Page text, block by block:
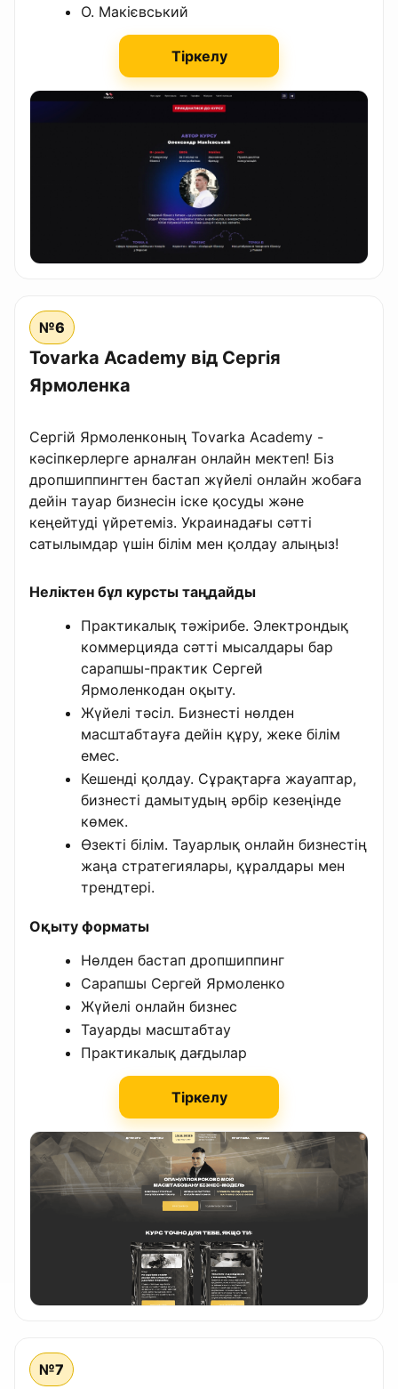
О. Макієвський
Тіркелу
№6
Tovarka Academy від Сергія
Ярмоленка
Сергій Ярмоленконың Tovarka Academy -
кәсіпкерлерге арналған онлайн мектеп! Біз
дропшиппингтен бастап жүйелі онлайн жобаға
дейін тауар бизнесін іске қосуды және
кеңейтуді үйретеміз. Украинадағы сәтті
сатылымдар үшін білім мен қолдау алыңыз!
Неліктен бұл курсты таңдайды
Практикалық тәжірибе. Электрондық
коммерцияда сәтті мысалдары бар
сарапшы-практик Сергей
Ярмоленкодан оқыту.
Жүйелі тәсіл. Бизнесті нөлден
масштабтауға дейін құру, жеке білім
емес.
Кешенді қолдау. Сұрақтарға жауаптар,
бизнесті дамытудың әрбір кезеңінде
көмек.
Өзекті білім. Тауарлық онлайн бизнестің
жаңа стратегиялары, құралдары мен
трендтері.
Оқыту форматы
Нөлден бастап дропшиппинг
Сарапшы Сергей Ярмоленко
Жүйелі онлайн бизнес
Тауарды масштабтау
Практикалық дағдылар
Тіркелу
№7